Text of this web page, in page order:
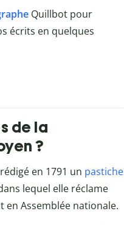
Quillbot pour
écrits en quelques
de la
?
en 1791 un pastiche
lequel elle réclame
en Assemblée nationale.